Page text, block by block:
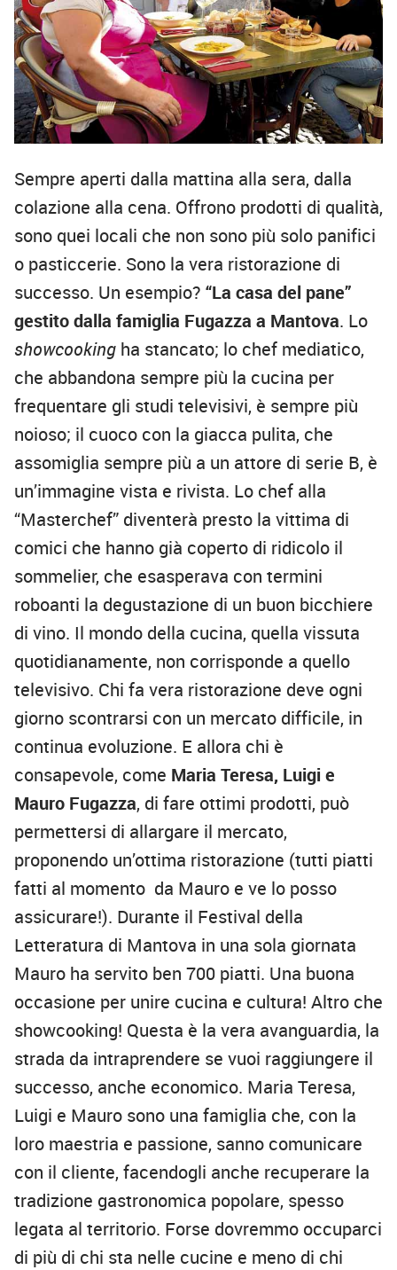
Sempre aperti dalla mattina alla sera, dalla
colazione alla cena. Offrono prodotti di qualità,
sono quei locali che non sono più solo panifici
o pasticcerie. Sono la vera ristorazione di
successo. Un esempio? “La casa del pane”
gestito dalla famiglia Fugazza a Mantova. Lo
showcooking ha stancato; lo chef mediatico,
che abbandona sempre più la cucina per
frequentare gli studi televisivi, è sempre più
noioso; il cuoco con la giacca pulita, che
assomiglia sempre più a un attore di serie B, è
un’immagine vista e rivista. Lo chef alla
“Masterchef” diventerà presto la vittima di
comici che hanno già coperto di ridicolo il
sommelier, che esasperava con termini
roboanti la degustazione di un buon bicchiere
di vino. Il mondo della cucina, quella vissuta
quotidianamente, non corrisponde a quello
televisivo. Chi fa vera ristorazione deve ogni
giorno scontrarsi con un mercato difficile, in
continua evoluzione. E allora chi è
consapevole, come Maria Teresa, Luigi e
Mauro Fugazza, di fare ottimi prodotti, può
permettersi di allargare il mercato,
proponendo un’ottima ristorazione (tutti piatti
fatti al momento da Mauro e ve lo posso
assicurare!). Durante il Festival della
Letteratura di Mantova in una sola giornata
Mauro ha servito ben 700 piatti. Una buona
occasione per unire cucina e cultura! Altro che
showcooking! Questa è la vera avanguardia, la
strada da intraprendere se vuoi raggiungere il
successo, anche economico. Maria Teresa,
Luigi e Mauro sono una famiglia che, con la
loro maestria e passione, sanno comunicare
con il cliente, facendogli anche recuperare la
tradizione gastronomica popolare, spesso
legata al territorio. Forse dovremmo occuparci
di più di chi sta nelle cucine e meno di chi